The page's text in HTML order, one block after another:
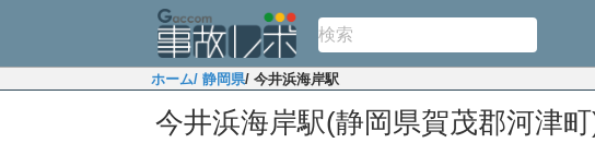
ホーム/ 静岡県/ 今井浜海岸駅
今井浜海岸駅(静岡県賀茂郡河津